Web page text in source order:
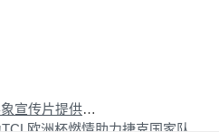
片提供音乐版权